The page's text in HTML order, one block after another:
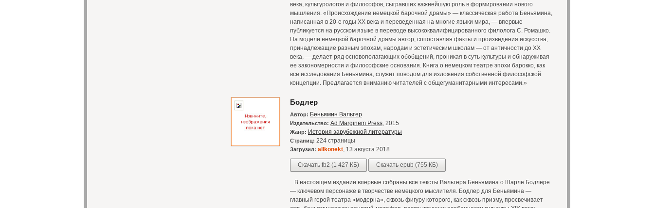
века, культурологов и философов, сыгравших важнейшую роль в формировании нового
мышления. «Происхождение немецкой барочной драмы» — классическая работа Беньямина,
написанная в 20-е годы XX века и переведенная на многие языки мира, — впервые
публикуется на русском языке в переводе высококвалифицированного филолога С. Ромашко.
На модели немецкой барочной драмы автор, сопоставляя факты и произведения искусства,
принадлежащие разным эпохам, народам и эстетическим школам — от античности до XX
века, — делает ряд основополагающих обобщений, проникая в суть культуры и обнаруживая
ее закономерности и философские основания. Книга о немецком театре эпохи барокко, как
все исследования Беньямина, служит поводом для изложения собственной философской
концепции. Предлагается вниманию читателей с общегуманитарными интересами.»
Бодлер
Автор: Беньямин Вальтер
Издательство: Ad Marginem Press, 2015
Жанр: История зарубежной литературы
Страниц: 224 страницы
Загрузил: allkonekt, 13 августа 2018
Скачать fb2 (1 427 КБ) Скачать epub (755 КБ)
В настоящем издании впервые собраны все тексты Вальтера Беньямина о Шарле Бодлере
— ключевом персонаже в творчестве немецкого мыслителя. Бодлер для Беньямина —
главный герой театра «модерна», сквозь фигуру которого, как сквозь призму, просвечивает